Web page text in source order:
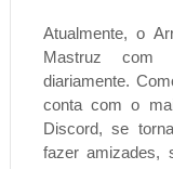
Atualmente, o
Mastruz com
diariamente.
conta com o
Discord, se
fazer amizades,